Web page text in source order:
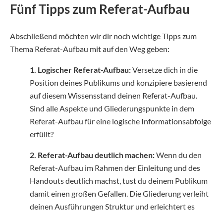
Fünf Tipps zum Referat-Aufbau
Abschließend möchten wir dir noch wichtige Tipps zum
Thema Referat-Aufbau mit auf den Weg geben:
1. Logischer Referat-Aufbau:Versetze dich in die
Position deines Publikums und konzipiere basierend
auf diesem Wissensstand deinen Referat-Aufbau.
Sind alle Aspekte und Gliederungspunkte in dem
Referat-Aufbau für eine logische Informationsabfolge
erfüllt?
2. Referat-Aufbau deutlich machen:Wenn du den
Referat-Aufbau im Rahmen der Einleitung und des
Handouts deutlich machst, tust du deinem Publikum
damit einen großen Gefallen. Die Gliederung verleiht
deinen Ausführungen Struktur und erleichtert es